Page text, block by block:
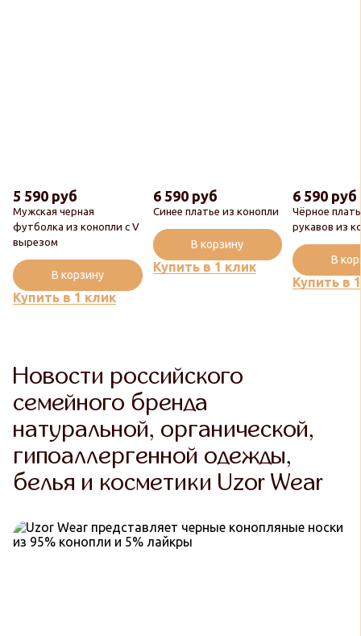
Мужская черная
футболка из конопли с V
вырезом
5 590 руб
Купить в 1 клик
В корзину
Синее платье из конопли
6 590 руб
Купить в 1 клик
В корзину
Чёрное
рукавов из
6 590 руб
Купить в
В
Новости российского
семейного бренда
натуральной, органической,
гипоаллергенной одежды,
белья и косметики Uzor Wear